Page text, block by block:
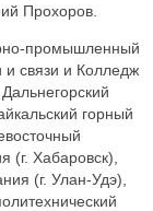
Прохоров.
промышленный
связи и Колледж
горный
(г. Хабаровск),
(г. Улан-Удэ),